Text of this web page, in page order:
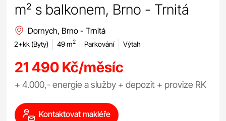
m² s balkonem, Brno - Trnitá
Dornych, Brno - Trnitá
2+kk (Byty) 49 m2 Parkování Výtah
21 490 Kč/měsíc
+ 4.000,- energie a služby + depozit + provize RK
Kontaktovat makléře